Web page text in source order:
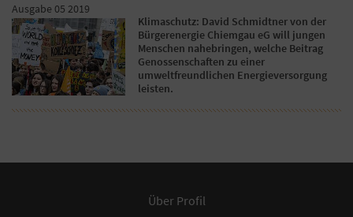
Ausgabe 05 2019
Klimaschutz: David Schmidtner von der
Bürgerenergie Chiemgau eG will jungen
Menschen nahebringen, welche Beitrag
Genossenschaften zu einer
umweltfreundlichen Energieversorgung
leisten.
Über Profil